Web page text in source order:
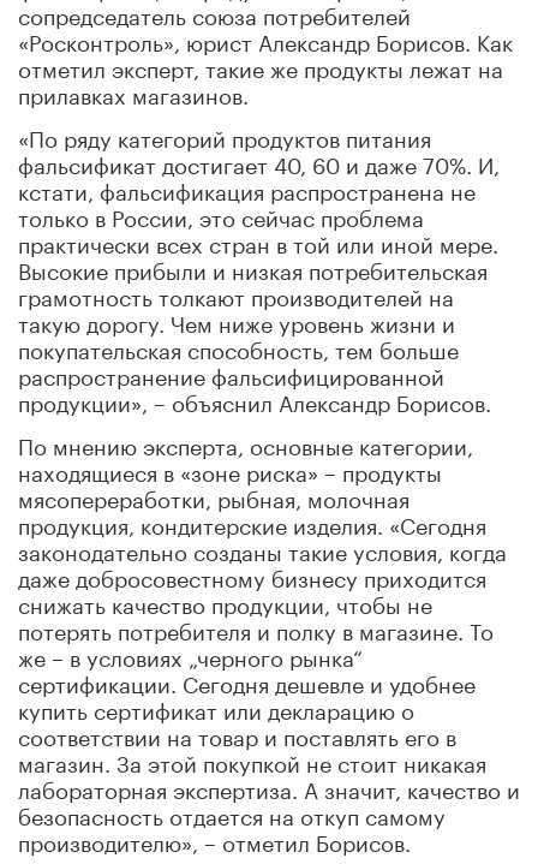
сопредседатель союза потребителей
«Росконтроль», юрист Александр Борисов. Как
отметил эксперт, такие же продукты лежат на
прилавках магазинов.
«По ряду категорий продуктов питания
фальсификат достигает 40, 60 и даже 70%. И,
кстати, фальсификация распространена не
только в России, это сейчас проблема
практически всех стран в той или иной мере.
Высокие прибыли и низкая потребительская
грамотность толкают производителей на
такую дорогу. Чем ниже уровень жизни и
покупательская способность, тем больше
распространение фальсифицированной
продукции», – объяснил Александр Борисов.
По мнению эксперта, основные категории,
находящиеся в «зоне риска» – продукты
мясопереработки, рыбная, молочная
продукция, кондитерские изделия. «Сегодня
законодательно созданы такие условия, когда
даже добросовестному бизнесу приходится
снижать качество продукции, чтобы не
потерять потребителя и полку в магазине. То
же – в условиях „черного рынка“
сертификации. Сегодня дешевле и удобнее
купить сертификат или декларацию о
соответствии на товар и поставлять его в
магазин. За этой покупкой не стоит никакая
лабораторная экспертиза. А значит, качество и
безопасность отдается на откуп самому
производителю», – отметил Борисов.